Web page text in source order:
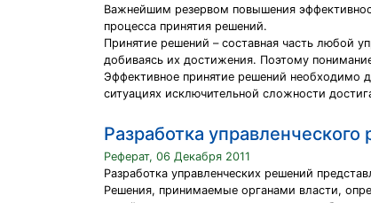
Важнейшим резервом повышения
процесса принятия решений.
Принятие решений – составная часть любой
добиваясь их достижения. Поэтому
Эффективное принятие решений необходимо
ситуациях исключительной сложности
Разработка управленческого
Реферат, 06 Декабря 2011
Разработка управленческих решений
Решения, принимаемые органами власти,